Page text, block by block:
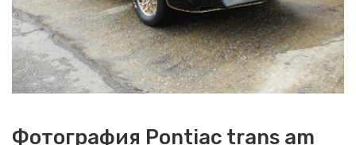
Фотография Pontiac trans am